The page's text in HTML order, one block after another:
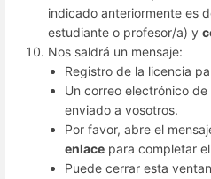
indicado anteriormente es
estudiante o profesor/a) y
Nos saldrá un mensaje:
Registro de la licencia
Un correo electrónico
enviado a vosotros.
Por favor, abre el
enlace para completar
Puede cerrar esta